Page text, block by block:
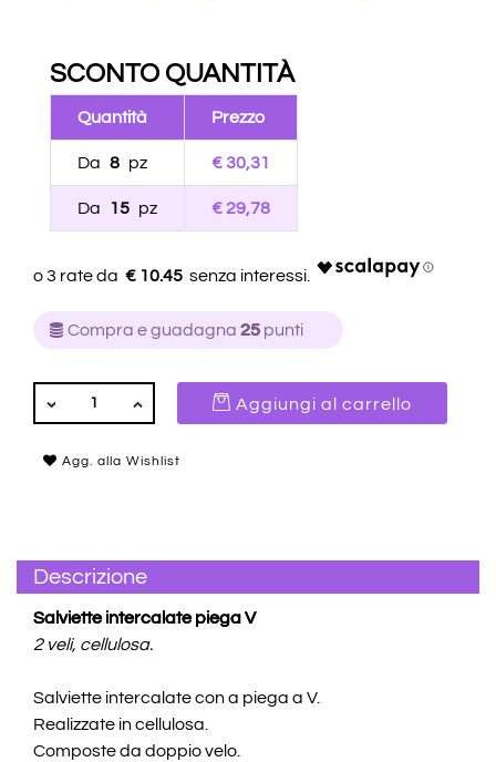
SCONTO QUANTITÀ
Quantità Prezzo
Da 8 pz € 30,31
Da 15 pz € 29,78
€ 10.45
Compra e guadagna 25 punti
QUANTITÀ
Aggiungi al carrello
Agg. alla Wishlist
Descrizione
Salviette intercalate piega V
2 veli, cellulosa.
Salviette intercalate con a piega a V.
Realizzate in cellulosa.
Composte da doppio velo.